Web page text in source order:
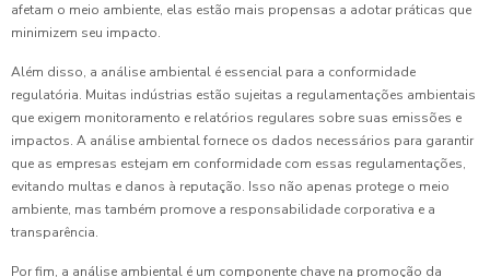
afetam o meio ambiente, elas estão mais propensas a adotar práticas que
minimizem seu impacto.
Além disso, a análise ambiental é essencial para a conformidade
regulatória. Muitas indústrias estão sujeitas a regulamentações ambientais
que exigem monitoramento e relatórios regulares sobre suas emissões e
impactos. A análise ambiental fornece os dados necessários para garantir
que as empresas estejam em conformidade com essas regulamentações,
evitando multas e danos à reputação. Isso não apenas protege o meio
ambiente, mas também promove a responsabilidade corporativa e a
transparência.
Por fim, a análise ambiental é um componente chave na promoção da